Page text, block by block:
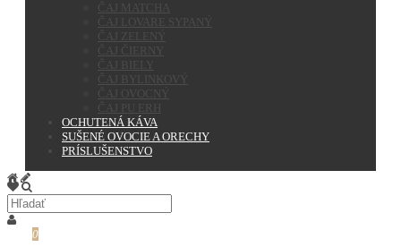
ČAJ MATCHA
ČAJ LOVARE SYPANÝ
ČAJ ZELENÝ
ČAJ ČIERNY
ČAJ BIELY
ČAJ BYLINKOVÝ
ČAJ OVOCNÝ
ČAJ PU ERH
OCHUTENÁ KÁVA
SUŠENÉ OVOCIE A ORECHY
PRÍSLUŠENSTVO
0